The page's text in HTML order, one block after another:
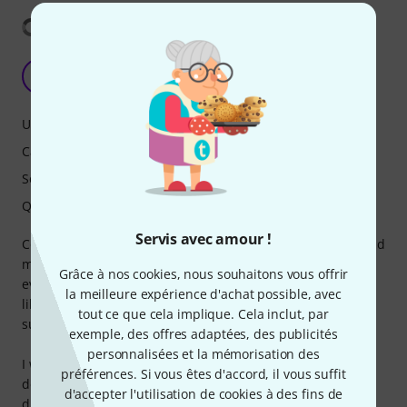
Servis avec amour !
Grâce à nos cookies, nous souhaitons vous offrir
la meilleure expérience d'achat possible, avec
tout ce que cela implique. Cela inclut, par
exemple, des offres adaptées, des publicités
personnalisées et la mémorisation des
préférences. Si vous êtes d'accord, il vous suffit
d'accepter l'utilisation de cookies à des fins de
32-bit, sure, but a downgrade in every sense
Hydragena 05.03.2024
Coming from the H4n Pro, I had high hopes for this one, and
my hopes were dashed on the rocks - sure, it's 32-bit, but
even basic things that my H4n handled with no problems
like plugging a guitar in, is beyond the realm of this
supposed upgrade.
I will be looking for a different and most likely previous gen
device instead, this was all hype and a lot of
disappointment.
Utilisation
Caractéristiques
Son
Qualité de fabrication